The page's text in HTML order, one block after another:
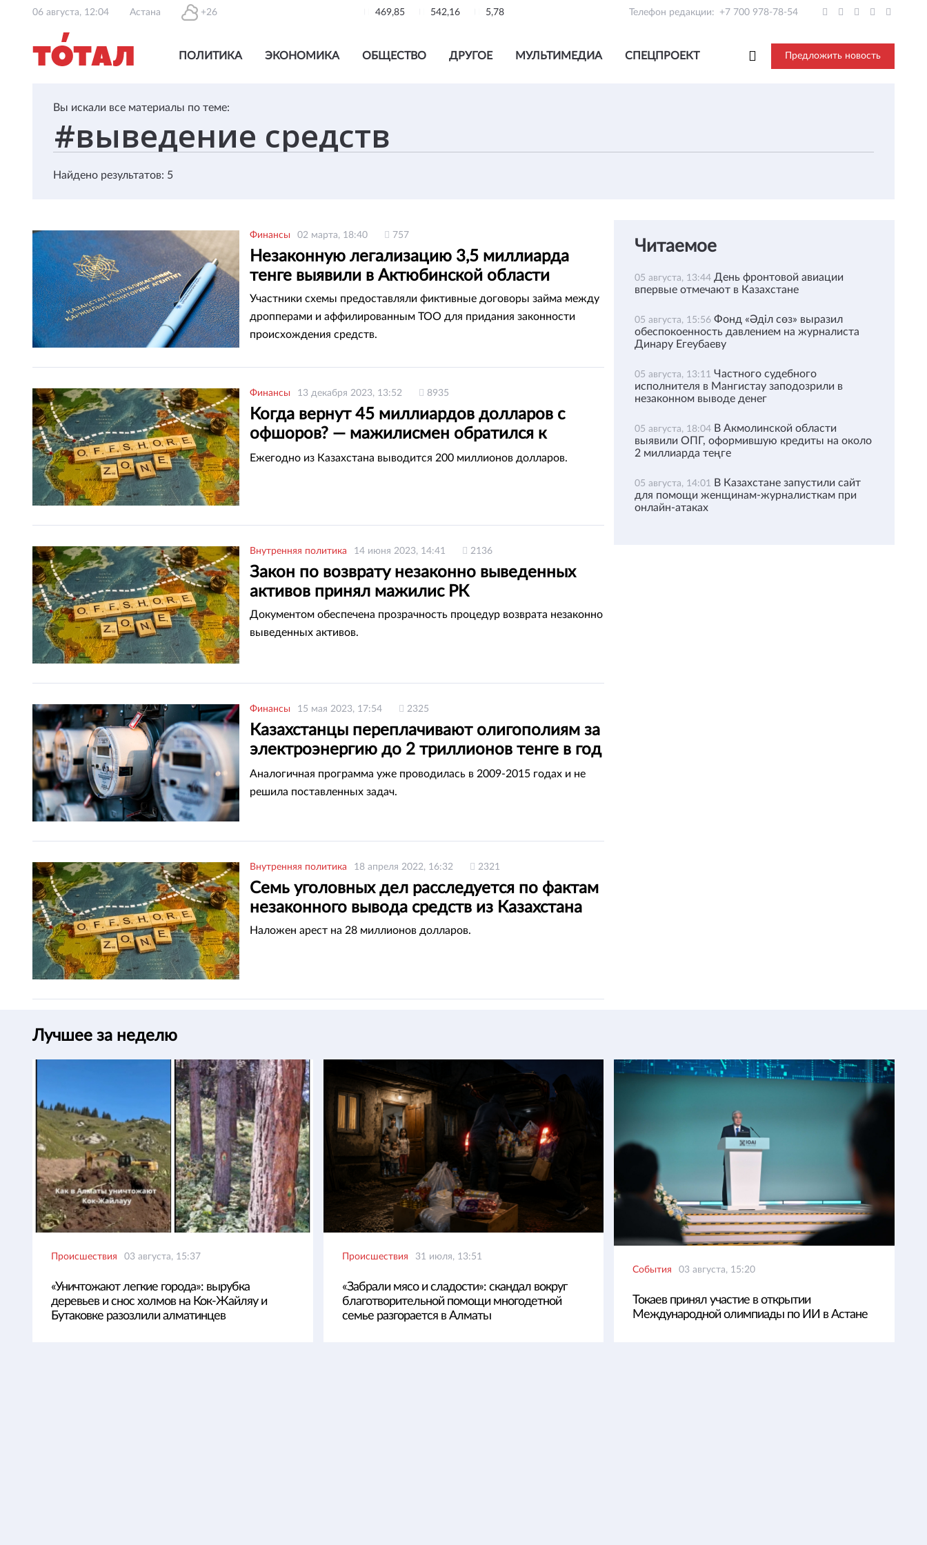
06 августа, 12:04 Астана +26 469,85 542,16 5,78 Телефон редакции: +7 700 978-78-54
ПОЛИТИКА ЭКОНОМИКА ОБЩЕСТВО ДРУГОЕ МУЛЬТИМЕДИА СПЕЦПРОЕКТ Предложить новость
Вы искали все материалы по теме:
Найдено результатов: 5
Финансы 02 марта, 18:40 757
Незаконную легализацию 3,5 миллиарда
тенге выявили в Актюбинской области
Участники схемы предоставляли фиктивные договоры займа между
дропперами и аффилированным ТОО для придания законности
происхождения средств.
Финансы 13 декабря 2023, 13:52 8935
Когда вернут 45 миллиардов долларов с
офшоров? — мажилисмен обратился к
правительству
Ежегодно из Казахстана выводится 200 миллионов долларов.
Внутренняя политика 14 июня 2023, 14:41 2136
Закон по возврату незаконно выведенных
активов принял мажилис РК
Документом обеспечена прозрачность процедур возврата незаконно
выведенных активов.
Финансы 15 мая 2023, 17:54 2325
Казахстанцы переплачивают олигополиям за
электроэнергию до 2 триллионов тенге в год
— Садыков
Аналогичная программа уже проводилась в 2009-2015 годах и не
решила поставленных задач.
Внутренняя политика 18 апреля 2022, 16:32 2321
Семь уголовных дел расследуется по фактам
незаконного вывода средств из Казахстана
Наложен арест на 28 миллионов долларов.
Читаемое
05 августа, 13:44 День фронтовой авиации
впервые отмечают в Казахстане
05 августа, 15:56 Фонд «Әділ сөз» выразил
обеспокоенность давлением на журналиста
Динару Егеубаеву
05 августа, 13:11 Частного судебного
исполнителя в Мангистау заподозрили в
незаконном выводе денег
05 августа, 18:04 В Акмолинской области
выявили ОПГ, оформившую кредиты на около
2 миллиарда теңге
05 августа, 14:01 В Казахстане запустили сайт
для помощи женщинам-журналисткам при
онлайн-атаках
Лучшее за неделю
Происшествия 03 августа, 15:37
«Уничтожают легкие города»: вырубка
деревьев и снос холмов на Кок-Жайляу и
Бутаковке разозлили алматинцев
Происшествия 31 июля, 13:51
«Забрали мясо и сладости»: скандал вокруг
благотворительной помощи многодетной
семье разгорается в Алматы
События 03 августа, 15:20
Токаев принял участие в открытии
Международной олимпиады по ИИ в Астане